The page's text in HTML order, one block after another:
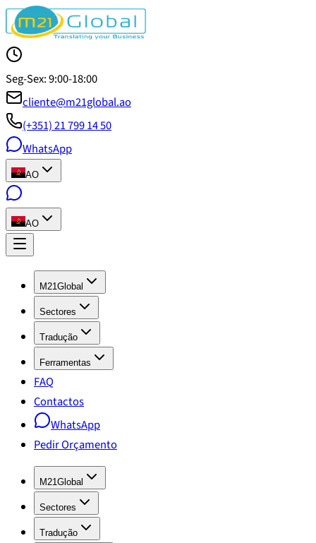
Seg-Sex: 9:00-18:00
cliente@m21global.ao
(+351) 21 799 14 50
WhatsApp
AO
AO
M21Global
Sectores
Tradução
Ferramentas
FAQ
Contactos
WhatsApp
Pedir Orçamento
M21Global
Sectores
Tradução